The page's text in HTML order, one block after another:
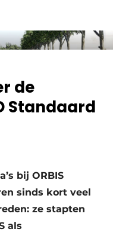
de
Standaard
bij ORBIS
sinds kort veel
ze stapten
als